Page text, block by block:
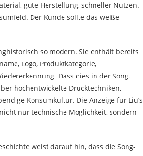
gute Herstellung, schneller Nutzen.
Der Kunde sollte das weiße
so modern. Sie enthält bereits
Logo, Produktkategorie,
Dass dies in der Song-
hochentwickelte Drucktechniken,
Konsumkultur. Die Anzeige für Liu’s
nur technische Möglichkeit, sondern
weist darauf hin, dass die Song-